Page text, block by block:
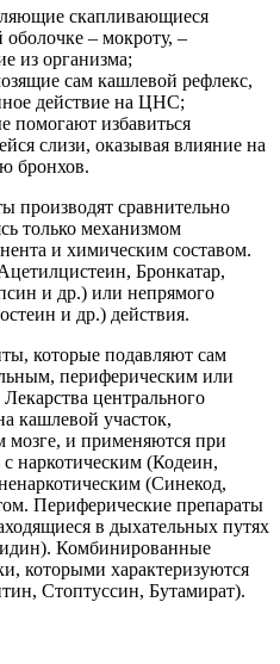
скапливающиеся
– мокроту, –
из организма;
сам кашлевой рефлекс,
действие на ЦНС;
помогают избавиться
слизи, оказывая влияние на
бронхов.
производят сравнительно
только механизмом
и химическим составом.
Бронкатар,
и др.) или непрямого
и др.) действия.
которые подавляют сам
периферическим или
центрального
кашлевой участок,
мозге, и применяются при
наркотическим (Кодеин,
(Синекод,
Периферические препараты
в дыхательных путях
Комбинированные
которыми характеризуются
Стоптуссин, Бутамират).